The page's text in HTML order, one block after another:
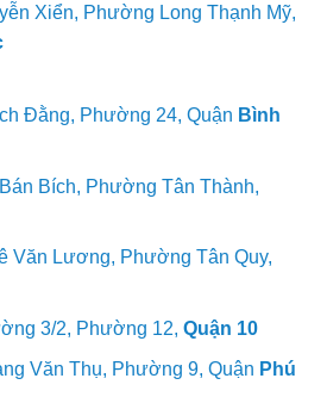
Xiển, Phường Long Thạnh Mỹ,
Đằng, Phường 24, Quận Bình
Bích, Phường Tân Thành,
Văn Lương, Phường Tân Quy,
3/2, Phường 12, Quận 10
Văn Thụ, Phường 9, Quận Phú